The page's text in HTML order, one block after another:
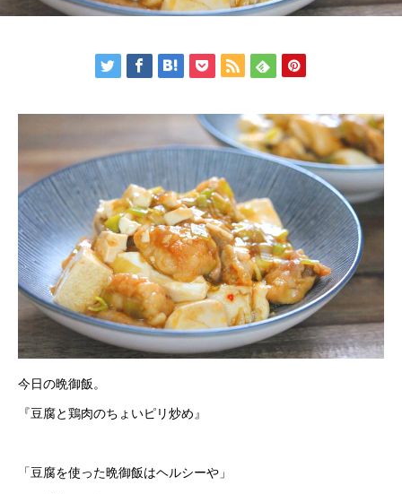
今日の晩御飯。
『豆腐と鶏肉のちょいピリ炒め』
「豆腐を使った晩御飯はヘルシーや」